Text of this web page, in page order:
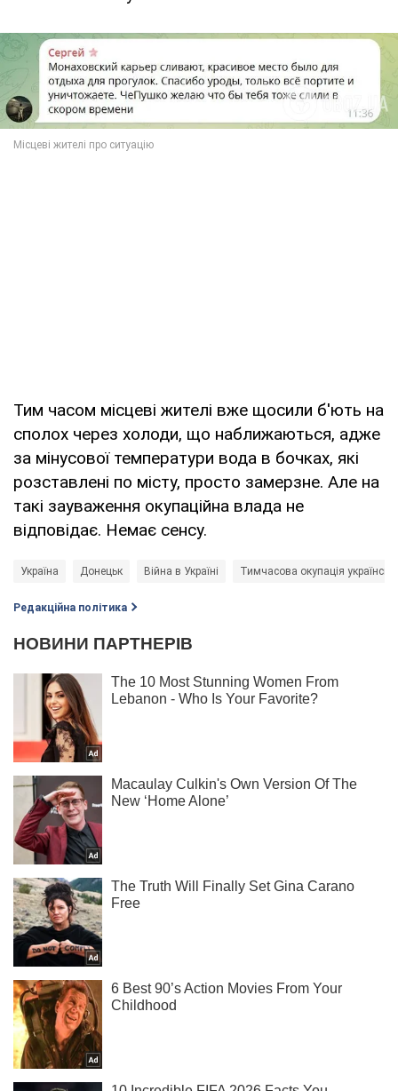
Тим часом місцеві жителі вже щосили б'ють на
сполох через холоди, що наближаються, адже
за мінусової температури вода в бочках, які
розставлені по місту, просто замерзне. Але на
такі зауваження окупаційна влада не
відповідає. Немає сенсу.
Україна Донецьк Війна в Україні Тимчасова окупація
Редакційна політика